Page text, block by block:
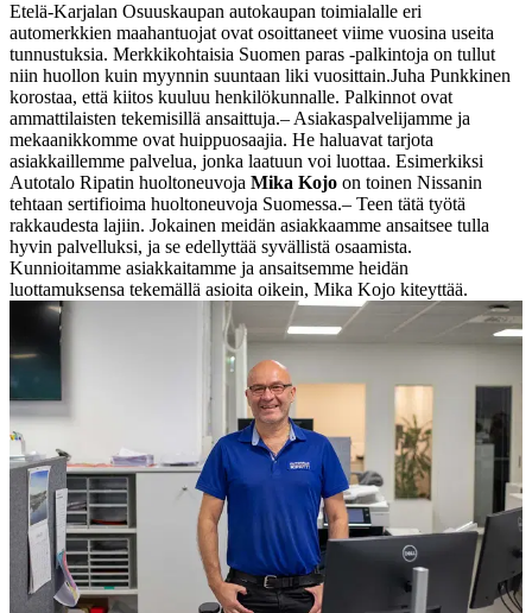
Etelä-Karjalan Osuuskaupan autokaupan toimialalle eri
automerkkien maahantuojat ovat osoittaneet viime vuosina useita
tunnustuksia. Merkkikohtaisia Suomen paras -palkintoja on tullut
niin huollon kuin myynnin suuntaan liki vuosittain.Juha Punkkinen
korostaa, että kiitos kuuluu henkilökunnalle. Palkinnot ovat
ammattilaisten tekemisillä ansaittuja.– Asiakaspalvelijamme ja
mekaanikkomme ovat huippuosaajia. He haluavat tarjota
asiakkaillemme palvelua, jonka laatuun voi luottaa. Esimerkiksi
Autotalo Ripatin huoltoneuvoja Mika Kojo on toinen Nissanin
tehtaan sertifioima huoltoneuvoja Suomessa.– Teen tätä työtä
rakkaudesta lajiin. Jokainen meidän asiakkaamme ansaitsee tulla
hyvin palvelluksi, ja se edellyttää syvällistä osaamista.
Kunnioitamme asiakkaitamme ja ansaitsemme heidän
luottamuksensa tekemällä asioita oikein, Mika Kojo kiteyttää.